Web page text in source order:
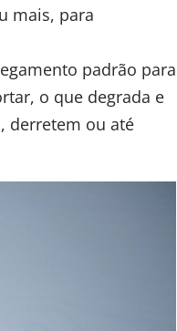
mais, para
padrão para
o que degrada e
derretem ou até